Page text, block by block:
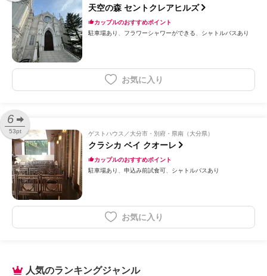
天空の森 セントクレアヒルズ
カップルのおすすめポイント
駐車場あり
フラワーシャワーができる シャトルバスあり
お気に入り
6
53pt ゲストハウス 大分市・別府・県南（大分県）
クラシカ ベイ クオーレ
カップルのおすすめポイント
駐車場あり
申込み前試食可 シャトルバスあり
お気に入り
人気のランキングジャンル